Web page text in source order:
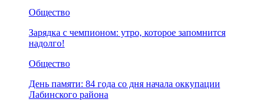
Общество
Зарядка с чемпионом: утро, которое запомнится
надолго!
Общество
День памяти: 84 года со дня начала оккупации
Лабинского района